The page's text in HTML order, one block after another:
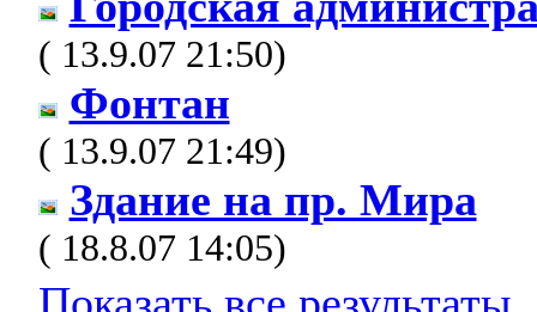
( 13.9.07 21:50)
Фонтан
( 13.9.07 21:49)
Здание на пр. Мира
( 18.8.07 14:05)